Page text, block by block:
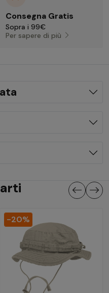
Consegna Gratis
Sopra i 99€
Per sapere di più
-20%